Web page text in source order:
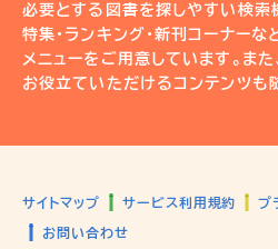
必要とする図書を探しやすい検索
特集・ランキング・新刊コーナーな
メニューをご用意しています。ま
お役立ていただけるコンテンツも
サイトマップ サービス利用規約 プ
お問い合わせ